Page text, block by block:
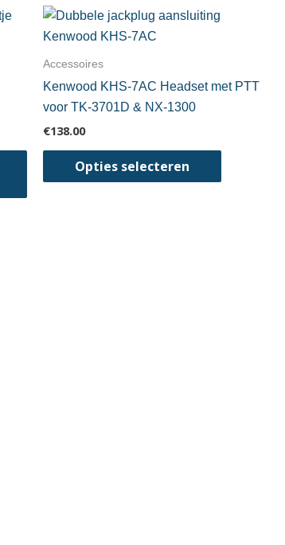
Accessoires
Kenwood KHS-7AC Headset met PTT
voor TK-3701D & NX-1300
€138.00
Opties selecteren
Dit